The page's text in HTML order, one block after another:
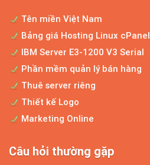
Tên miền Việt Nam
Bảng giá Hosting Linux cPanel
IBM Server E3-1200 V3 Serial
Phần mềm quản lý bán hàng
Thuê server riêng
Thiết kế Logo
Marketing Online
Câu hỏi thường gặp